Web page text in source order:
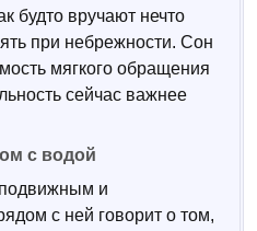
будто вручают нечто
при небрежности. Сон
мягкого обращения
сейчас важнее
с водой
и
с ней говорит о том,